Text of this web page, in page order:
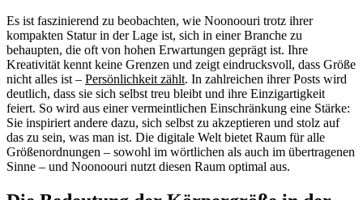
Es ist faszinierend zu beobachten, wie Noonoouri trotz ihrer
kompakten Statur in der Lage ist, sich in einer Branche zu
behaupten, die oft von hohen Erwartungen geprägt ist. Ihre
Kreativität kennt keine Grenzen und zeigt eindrucksvoll, dass Größe
nicht alles ist – Persönlichkeit zählt. In zahlreichen ihrer Posts wird
deutlich, dass sie sich selbst treu bleibt und ihre Einzigartigkeit
feiert. So wird aus einer vermeintlichen Einschränkung eine Stärke:
Sie inspiriert andere dazu, sich selbst zu akzeptieren und stolz auf
das zu sein, was man ist. Die digitale Welt bietet Raum für alle
Größenordnungen – sowohl im wörtlichen als auch im übertragenen
Sinne – und Noonoouri nutzt diesen Raum optimal aus.